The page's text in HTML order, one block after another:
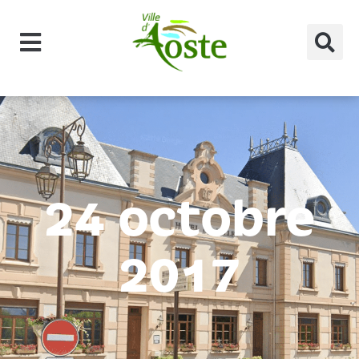
24 octobre
2017